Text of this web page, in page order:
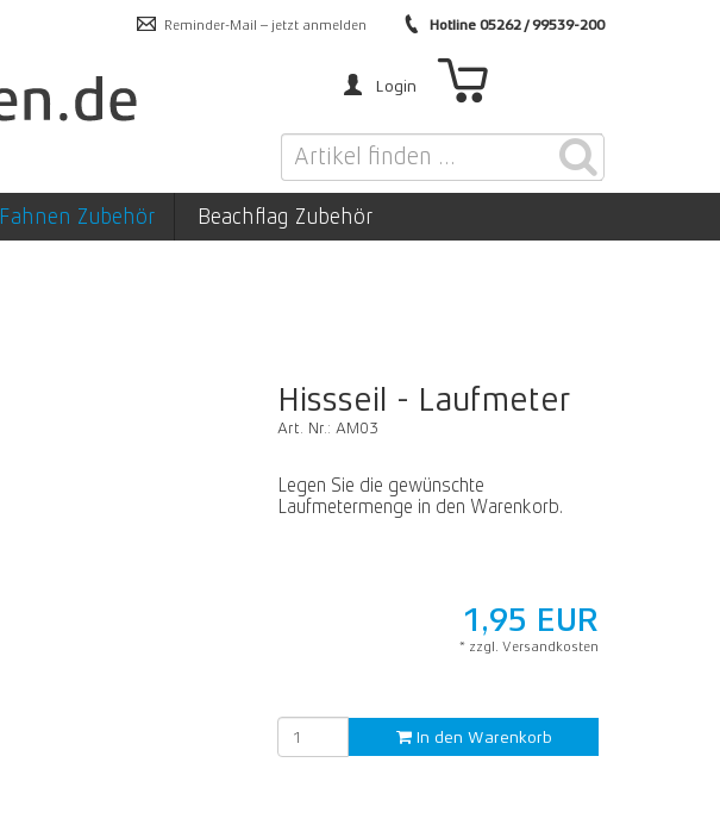
Hotline 05262 / 99539-200
Reminder-Mail – jetzt anmelden
Login
Fahnen Zubehör Beachflag Zubehör
Hissseil - Laufmeter
Art. Nr.: AM03
Legen Sie die gewünschte
Laufmetermenge in den Warenkorb.
1,95 EUR
* zzgl. Versandkosten
In den Warenkorb